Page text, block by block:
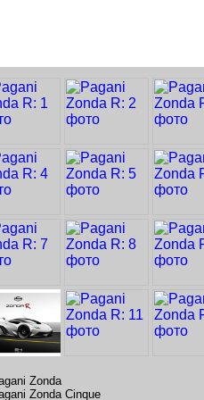
Zonda
Zonda Cinque